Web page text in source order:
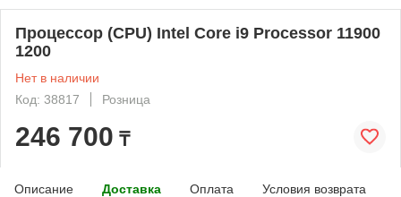
Процессор (CPU) Intel Core i9 Processor 11900
1200
Нет в наличии
Код: 38817
Розница
246 700 ₸
Описание Доставка Оплата Условия возврата